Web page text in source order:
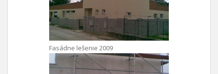
Fasádne lešenie 2009